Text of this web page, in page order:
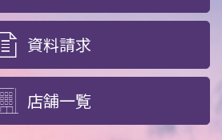
資料請求
店舗一覧